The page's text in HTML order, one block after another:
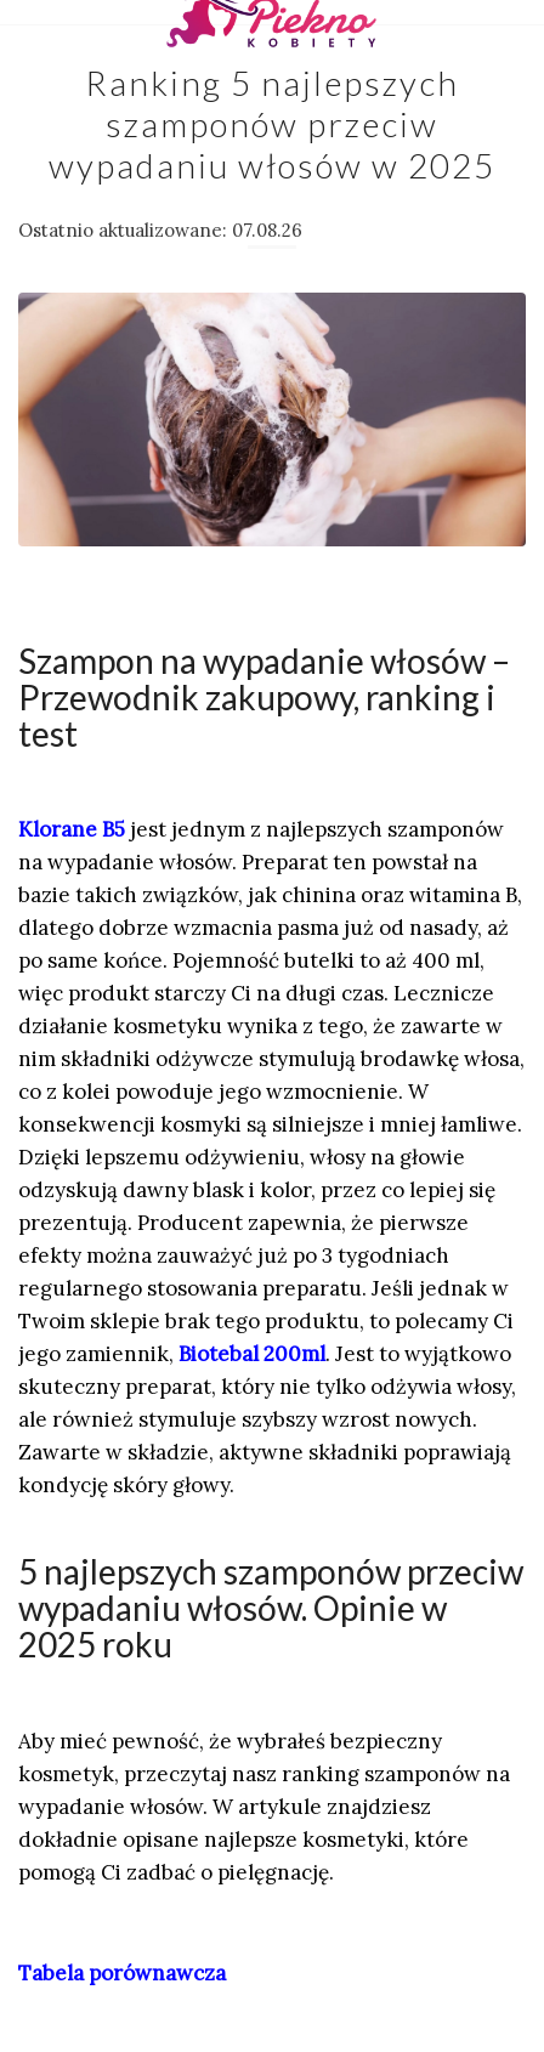
Ranking 5 najlepszych
szamponów przeciw
wypadaniu włosów w 2025
Ostatnio aktualizowane: 07.08.26
Szampon na wypadanie włosów –
Przewodnik zakupowy, ranking i
test
Klorane B5 jest jednym z najlepszych szamponów
na wypadanie włosów. Preparat ten powstał na
bazie takich związków, jak chinina oraz witamina B,
dlatego dobrze wzmacnia pasma już od nasady, aż
po same końce. Pojemność butelki to aż 400 ml,
więc produkt starczy Ci na długi czas. Lecznicze
działanie kosmetyku wynika z tego, że zawarte w
nim składniki odżywcze stymulują brodawkę włosa,
co z kolei powoduje jego wzmocnienie. W
konsekwencji kosmyki są silniejsze i mniej łamliwe.
Dzięki lepszemu odżywieniu, włosy na głowie
odzyskują dawny blask i kolor, przez co lepiej się
prezentują. Producent zapewnia, że pierwsze
efekty można zauważyć już po 3 tygodniach
regularnego stosowania preparatu. Jeśli jednak w
Twoim sklepie brak tego produktu, to polecamy Ci
jego zamiennik, Biotebal 200ml. Jest to wyjątkowo
skuteczny preparat, który nie tylko odżywia włosy,
ale również stymuluje szybszy wzrost nowych.
Zawarte w składzie, aktywne składniki poprawiają
kondycję skóry głowy.
5 najlepszych szamponów przeciw
wypadaniu włosów. Opinie w
2025 roku
Aby mieć pewność, że wybrałeś bezpieczny
kosmetyk, przeczytaj nasz ranking szamponów na
wypadanie włosów. W artykule znajdziesz
dokładnie opisane najlepsze kosmetyki, które
pomogą Ci zadbać o pielęgnację.
Tabela porównawcza